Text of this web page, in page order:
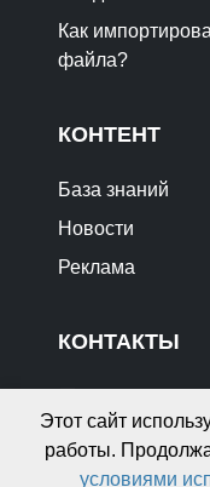
Как
файла?
КОНТЕНТ
База знаний
Новости
Реклама
КОНТАКТЫ
Реклама на
Этот сайт
работы.
условиями